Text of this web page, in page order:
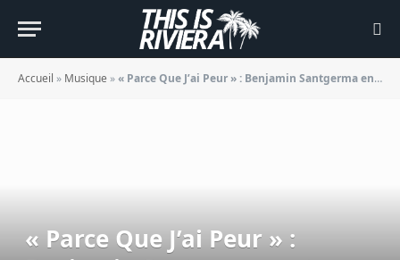
Accueil » Musique »« Parce Que J’ai Peur » : Benjamin Santgerma entre émotion et courage
« Parce Que J’ai Peur » :